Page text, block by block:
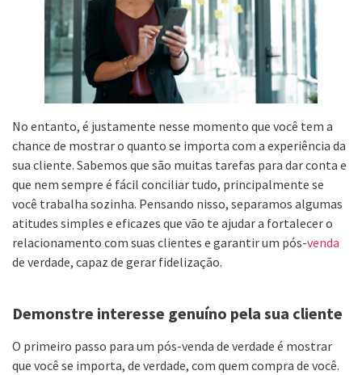
No entanto, é justamente nesse momento que você tem a
chance de mostrar o quanto se importa com a experiência da
sua cliente. Sabemos que são muitas tarefas para dar conta e
que nem sempre é fácil conciliar tudo, principalmente se
você trabalha sozinha. Pensando nisso, separamos algumas
atitudes simples e eficazes que vão te ajudar a fortalecer o
relacionamento com suas clientes e garantir um pós-venda
de verdade, capaz de gerar fidelização.
Demonstre interesse genuíno pela sua cliente
O primeiro passo para um pós-venda de verdade é mostrar
que você se importa, de verdade, com quem compra de você.